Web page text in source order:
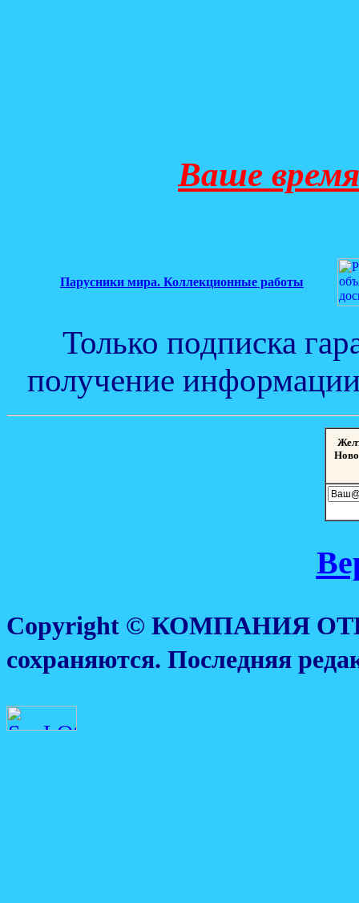
Ваше
Парусники мира. Коллекционные работы
Только подписка
получение
Copyright © КОМПАНИЯ
сохраняются. Последняя